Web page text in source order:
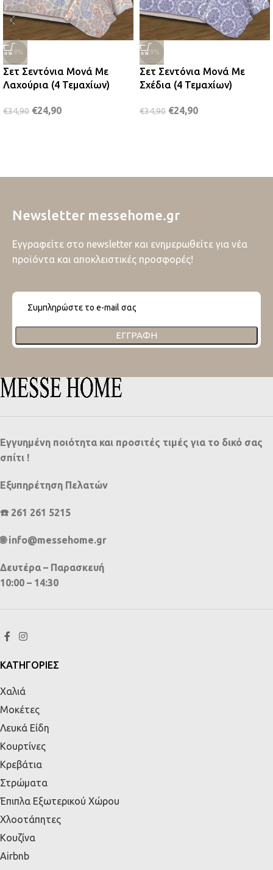
-29%
Σετ Σεντόνια Μονά Με
Λαχούρια (4 Τεμαχίων)
€34,90 €24,90
-29%
Σετ Σεντόνια Μονά Με
Σχέδια (4 Τεμαχίων)
€34,90 €24,90
Newsletter messehome.gr
Εγγραφείτε στο newsletter και ενημερωθείτε για νέα
προϊόντα και αποκλειστικές προσφορές!
ΕΓΓΡΑΦΉ
Εγγυημένη ποιότητα και προσιτές τιμές για το δικό σας
σπίτι !
Εξυπηρέτηση Πελατών
☎️ 261 261 5215
🌐 info@messehome.gr
Δευτέρα – Παρασκευή
10:00 – 14:30
ΚΑΤΗΓΟΡΙΕΣ
Χαλιά
Μοκέτες
Λευκά Είδη
Κουρτίνες
Κρεβάτια
Στρώματα
Έπιπλα Εξωτερικού Χώρου
Χλοοτάπητες
Κουζίνα
Airbnb